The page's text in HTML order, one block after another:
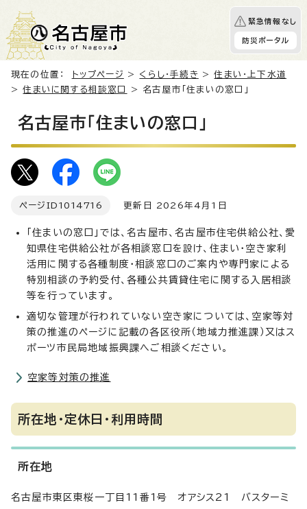
緊急情報なし
防災ポータル
現在の位置： トップページ > くらし・手続き >住まい・上下水道
>住まいに関する相談窓口 > 名古屋市「住まいの窓口」
名古屋市「住まいの窓口」
ページID 1014716 更新日 2026年4月1日
「住まいの窓口」では、名古屋市、名古屋市住宅供給公社、愛
知県住宅供給公社が各相談窓口を設け、住まい・空き家利
活用に関する各種制度・相談窓口のご案内や専門家による
特別相談の予約受付、各種公共賃貸住宅に関する入居相談
等を行っています。
適切な管理が行われていない空き家については、空家等対
策の推進のページに記載の各区役所（地域力推進課）又はス
ポーツ市民局地域振興課へご相談ください。
空家等対策の推進
所在地・定休日・利用時間
所在地
名古屋市東区東桜一丁目11番1号 オアシス21 バスターミ